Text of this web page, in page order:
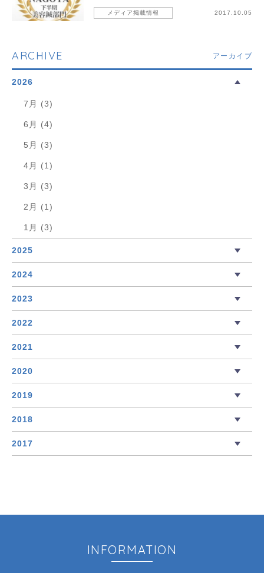
メディア掲載情報 2017.10.05
ARCHIVE アーカイブ
2026
7月 (3)
6月 (4)
5月 (3)
4月 (1)
3月 (3)
2月 (1)
1月 (3)
2025
2024
2023
2022
2021
2020
2019
2018
2017
INFORMATION